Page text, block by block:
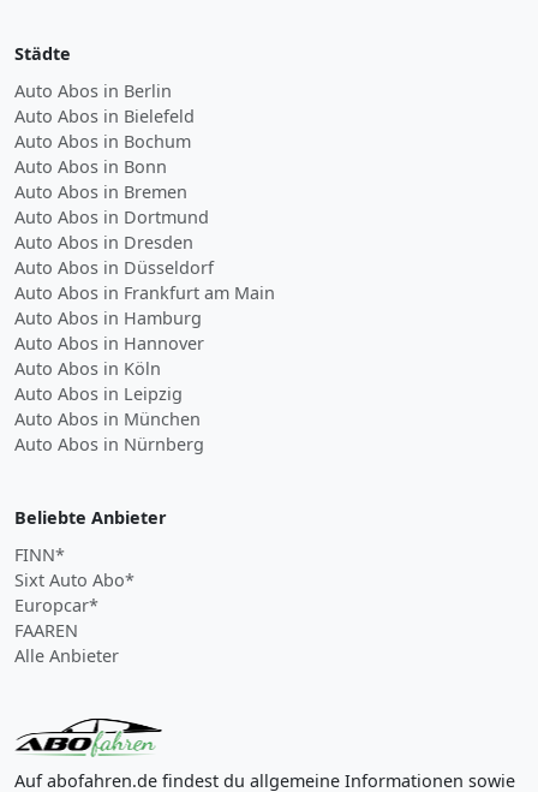
Städte
Auto Abos in Berlin
Auto Abos in Bielefeld
Auto Abos in Bochum
Auto Abos in Bonn
Auto Abos in Bremen
Auto Abos in Dortmund
Auto Abos in Dresden
Auto Abos in Düsseldorf
Auto Abos in Frankfurt am Main
Auto Abos in Hamburg
Auto Abos in Hannover
Auto Abos in Köln
Auto Abos in Leipzig
Auto Abos in München
Auto Abos in Nürnberg
Beliebte Anbieter
FINN*
Sixt Auto Abo*
Europcar*
FAAREN
Alle Anbieter
Auf abofahren.de findest du allgemeine Informationen sowie